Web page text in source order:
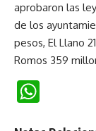
aprobaron las
de los
pesos, El Llano
Romos 359